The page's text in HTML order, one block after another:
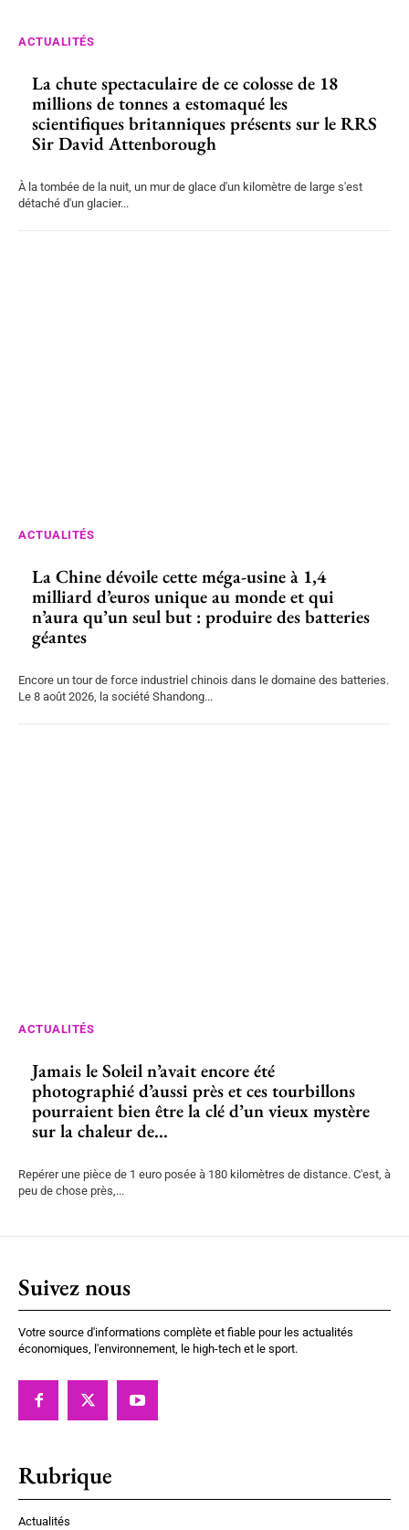
ACTUALITÉS
La chute spectaculaire de ce colosse de 18
millions de tonnes a estomaqué les
scientifiques britanniques présents sur le RRS
Sir David Attenborough
À la tombée de la nuit, un mur de glace d'un kilomètre de large s'est
détaché d'un glacier...
ACTUALITÉS
La Chine dévoile cette méga-usine à 1,4
milliard d’euros unique au monde et qui
n’aura qu’un seul but : produire des batteries
géantes
Encore un tour de force industriel chinois dans le domaine des batteries.
Le 8 août 2026, la société Shandong...
ACTUALITÉS
Jamais le Soleil n’avait encore été
photographié d’aussi près et ces tourbillons
pourraient bien être la clé d’un vieux mystère
sur la chaleur de...
Repérer une pièce de 1 euro posée à 180 kilomètres de distance. C'est, à
peu de chose près,...
Suivez nous
Votre source d'informations complète et fiable pour les actualités
économiques, l'environnement, le high-tech et le sport.
Rubrique
Actualités